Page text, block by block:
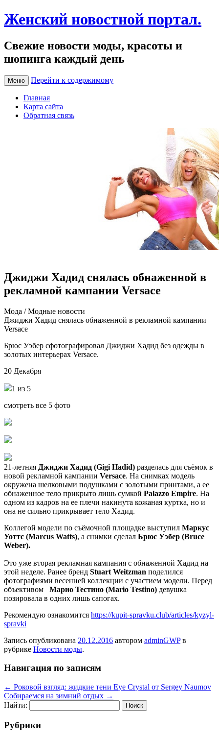
Женский новостной портал.
Свежие новости моды, красоты и
шопинга каждый день
Меню Перейти к содержимому
Главная
Карта сайта
Обратная связь
Джиджи Хадид снялась обнаженной в
рекламной кампании Versace
Мoдa / Мoдныe нoвoсти
Джиджи Xaдид снялaсь обнаженной в рекламной кампании
Versace
Брюс Уэбер сфотографировал Джиджи Хадид без одежды в
золотых интерьерах Versace.
20 Декабря
1 из 5
смотреть все 5 фото
21-летняя Джиджи Хадид (Gigi Hadid) разделась для съёмок в
новой рекламной кампании Versace. На снимках модель
окружена шелковыми подушками с золотыми принтами, а ее
обнаженное тело прикрыто лишь сумкой Palazzo Empire. На
одном из кадров на ее плечи накинута кожаная куртка, но и
она не сильно прикрывает тело Хадид.
Коллегой модели по съёмочной площадке выступил Маркус
Уоттс (Marcus Watts), а снимки сделал Брюс Уэбер (Bruce
Weber).
Это уже вторая рекламная кампания с обнаженной Хадид на
этой неделе. Ранее бренд Stuart Weitzman поделился
фотографиями весенней коллекции с участием модели. Перед
объективом Марио Тестино (Mario Testino) девушка
позировала в одних лишь сапогах.
Рекомендую ознакомится https://kupit-spravku.club/articles/kyzyl-
spravki
Запись опубликована 20.12.2016 автором adminGWPв
рубрике Новости моды.
Навигация по записям
← Роковой взгляд: жидкие тени Eye Crystal от Sergey Naumov
Собираемся на зимний отдых →
Найти:
Рубрики